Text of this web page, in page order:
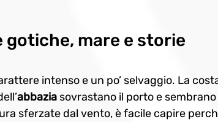
gotiche, mare e storie
intenso e un po’ selvaggio. La
abbazia sovrastano il porto e
sferzate dal vento, è facile capire